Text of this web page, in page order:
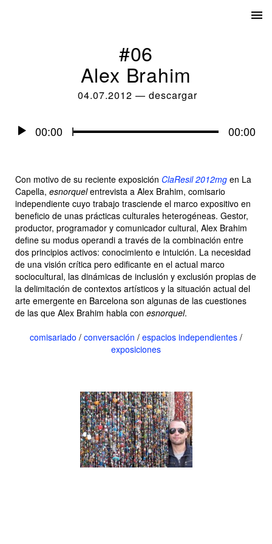
#06
Alex Brahim
04.07.2012 — descargar
Audio
Player00:00 00:00
Con motivo de su reciente exposición ClaResil 2012mg en La
Capella, esnorquelentrevista a Alex Brahim, comisario
independiente cuyo trabajo trasciende el marco expositivo en
beneficio de unas prácticas culturales heterogéneas. Gestor,
productor, programador y comunicador cultural, Alex Brahim
define su modus operandi a través de la combinación entre
dos principios activos: conocimiento e intuición. La necesidad
de una visión crítica pero edificante en el actual marco
sociocultural, las dinámicas de inclusión y exclusión propias de
la delimitación de contextos artísticos y la situación actual del
arte emergente en Barcelona son algunas de las cuestiones
de las que Alex Brahim habla con esnorquel.
comisariado / conversación / espacios independientes /
exposiciones